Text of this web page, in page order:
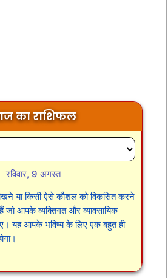
का राशिफल
रविवार, 9 अगस्त
या किसी ऐसे कौशल को विकसित करने
जो आपके व्यक्तिगत और व्यावसायिक
यह आपके भविष्य के लिए एक बहुत ही